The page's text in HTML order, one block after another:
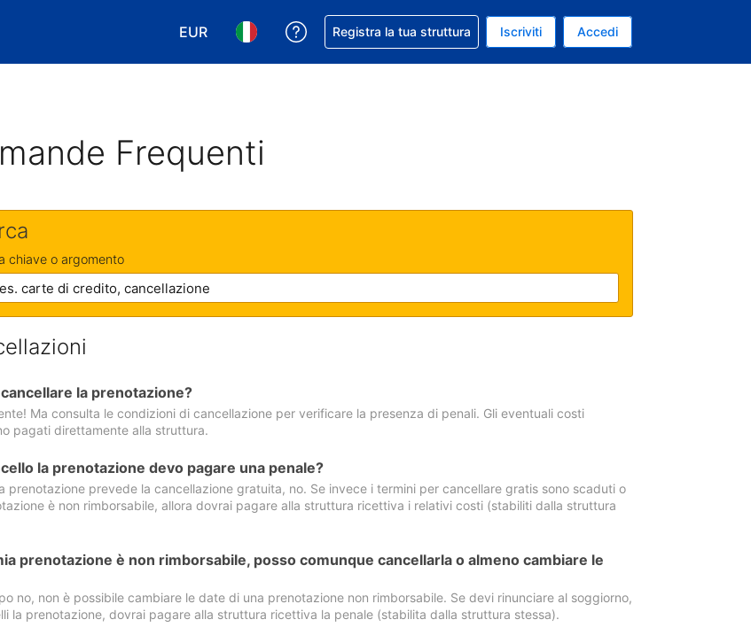
EUR
Scegli la tua valuta. Valuta attuale: Euro
Scegli la tua lingua. Lingua attuale: Italiano
Ricevi aiuto con la prenotazione
Registra la tua struttura Iscriviti Accedi
Frequenti
chiave o argomento
la prenotazione?
Ma consulta le condizioni di cancellazione per verificare la presenza di penali. Gli eventuali costi
pagati direttamente alla struttura.
la prenotazione devo pagare una penale?
prenotazione prevede la cancellazione gratuita, no. Se invece i termini per cancellare gratis sono scaduti o
è non rimborsabile, allora dovrai pagare alla struttura ricettiva i relativi costi (stabiliti dalla struttura
prenotazione è non rimborsabile, posso comunque cancellarla o almeno cambiare le
no, non è possibile cambiare le date di una prenotazione non rimborsabile. Se devi rinunciare al soggiorno,
la prenotazione, dovrai pagare alla struttura ricettiva la penale (stabilita dalla struttura stessa).